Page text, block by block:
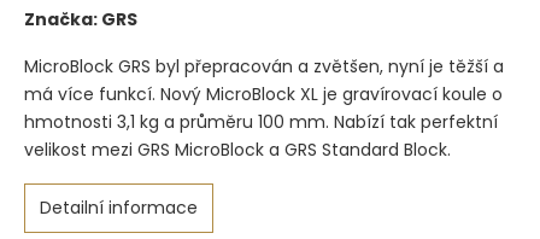
Značka: GRS
MicroBlock GRS byl přepracován a zvětšen, nyní je těžší a
má více funkcí. Nový MicroBlock XL je gravírovací koule o
hmotnosti 3,1 kg a průměru 100 mm. Nabízí tak perfektní
velikost mezi GRS MicroBlock a GRS Standard Block.
Detailní informace